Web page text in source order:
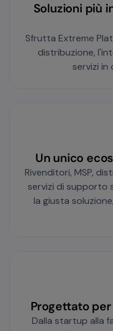
Soluzioni più
Sfrutta Extreme
distribuzione,
servizi in
Un unico
Rivenditori, MSP,
servizi di supporto
la giusta
Progettato
Dalla startup alla